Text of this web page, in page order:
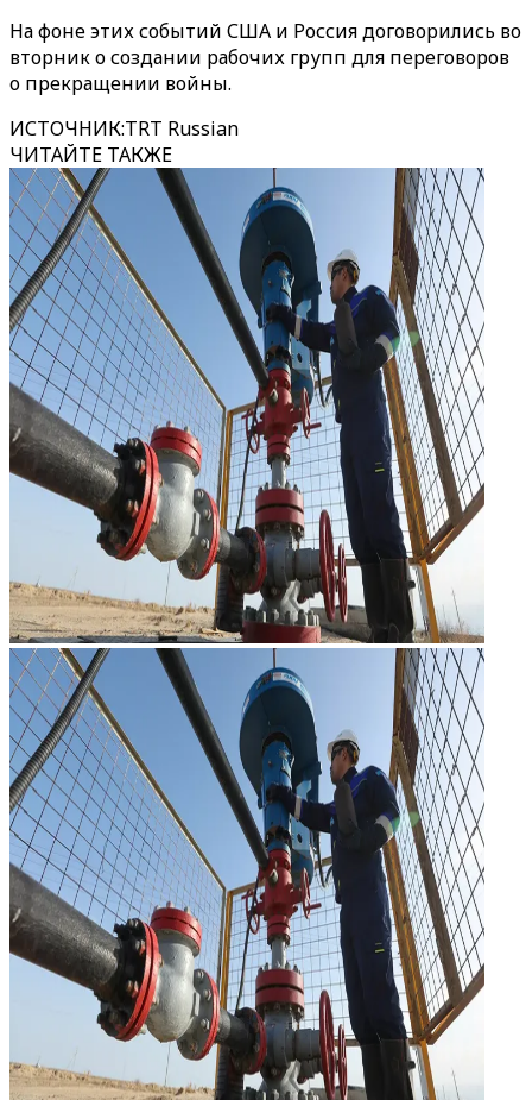
На фоне этих событий США и Россия договорились во
вторник о создании рабочих групп для переговоров
о прекращении войны.
ИСТОЧНИК:TRT Russian
ЧИТАЙТЕ ТАКЖЕ